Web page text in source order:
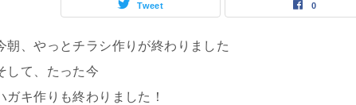
Tweet 0
朝、やっとチラシ作りが終わりました
して、たった今
ガキ作りも終わりました！